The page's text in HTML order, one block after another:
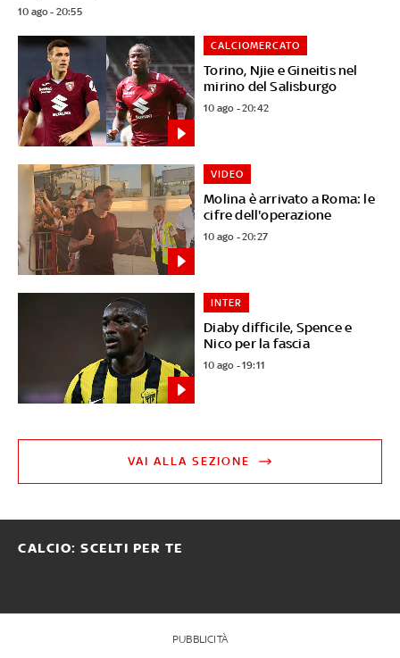
10 ago - 20:55
Torino, Njie e Gineitis nel
mirino del Salisburgo
CALCIOMERCATO
10 ago - 20:42
Molina è arrivato a Roma: le
cifre dell'operazione
VIDEO
10 ago - 20:27
Diaby difficile, Spence e
Nico per la fascia
INTER
10 ago - 19:11
VAI ALLA SEZIONE
CALCIO: SCELTI PER TE
PUBBLICITÀ